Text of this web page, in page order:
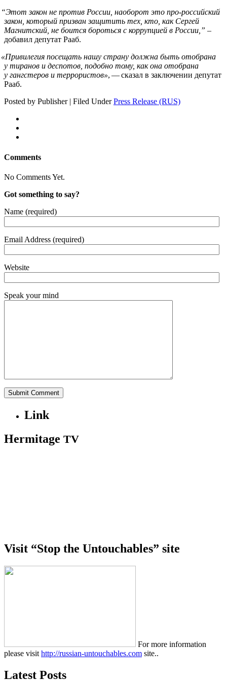
“Этот закон не против России, наоборот это про-российский
закон, который призван защитить тех, кто, как Сергей
Магнитский, не боится бороться с коррупцией в России,” –
добавил депутат Рааб.
«Привилегия посещать нашу страну должна быть отобрана
у тиранов и деспотов, подобно тому, как она отобрана
у гангстеров и террористов», — сказал в заключении депутат
Рааб.
Posted by Publisher | Filed UnderPress Release (RUS)
Comments
No Comments Yet.
Got something to say?
Name (required)
Email Address (required)
Website
Speak your mind
Link
Hermitage TV
Visit “Stop the Untouchables” site
For more information
please visit http://russian-untouchables.com site..
Latest Posts